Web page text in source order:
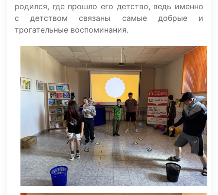
родился, где прошло его детство, ведь именно
с детством связаны самые добрые и
трогательные воспоминания.